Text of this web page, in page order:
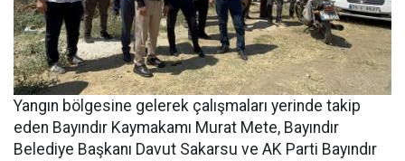
Yangın bölgesine gelerek çalışmaları yerinde takip
eden Bayındır Kaymakamı Murat Mete, Bayındır
Belediye Başkanı Davut Sakarsu ve AK Parti Bayındır